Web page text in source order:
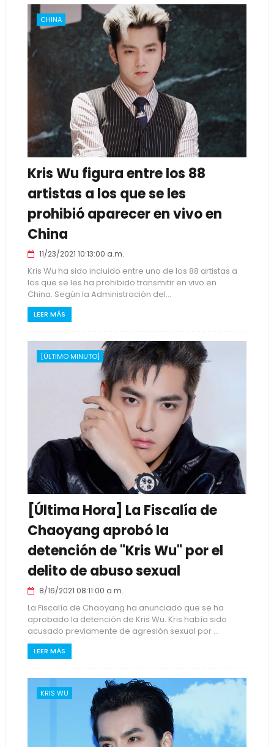
CHINA
Kris Wu figura entre los 88
artistas a los que se les
prohibió aparecer en vivo en
China
11/23/2021 10:13:00 a.m.
Kris Wu ha sido incluido entre uno de los 88 artistas a
los que se les ha prohibido transmitir en vivo en
China. Según la Administración del...
LEER MÁS
[ÚLTIMO MINUTO]
[Última Hora] La Fiscalía de
Chaoyang aprobó la
detención de "Kris Wu" por el
delito de abuso sexual
8/16/2021 08:11:00 a.m.
La Fiscalía de Chaoyang ha anunciado que se ha
aprobado la detención de Kris Wu. Kris había sido
acusado previamente de agresión sexual por ...
LEER MÁS
KRIS WU